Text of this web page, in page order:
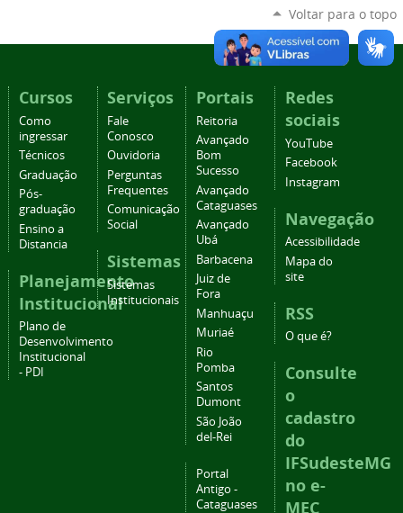
Voltar para o topo
Cursos
Como
ingressar
Técnicos
Graduação
Pós-
graduação
Ensino a
Distancia
Planejamento
Institucional
Plano de
Desenvolvimento
Institucional
- PDI
Serviços
Fale
Conosco
Ouvidoria
Perguntas
Frequentes
Comunicação
Social
Sistemas
Sistemas
Institucionais
Portais
Reitoria
Avançado
Bom
Sucesso
Avançado
Cataguases
Avançado
Ubá
Barbacena
Juiz de
Fora
Manhuaçu
Muriaé
Rio
Pomba
Santos
Dumont
São João
del-Rei
Portal
Antigo -
Cataguases
Redes
sociais
YouTube
Facebook
Instagram
Navegação
Acessibilidade
Mapa do
site
RSS
O que é?
Consulte
o
cadastro
do
IFSudesteMG
no e-
MEC